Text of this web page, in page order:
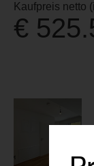
Kaufpreis netto
€